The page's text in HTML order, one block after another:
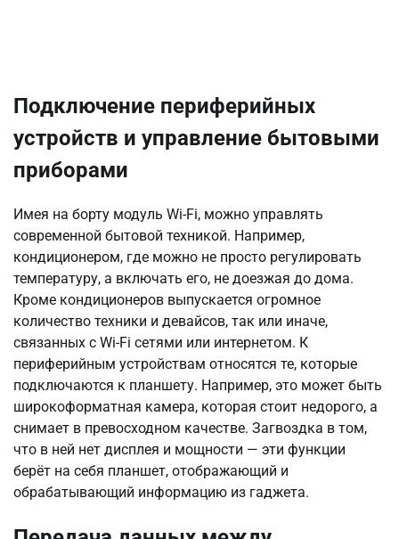
Подключение периферийных
устройств и управление бытовыми
приборами
Имея на борту модуль Wi-Fi, можно управлять
современной бытовой техникой. Например,
кондиционером, где можно не просто регулировать
температуру, а включать его, не доезжая до дома.
Кроме кондиционеров выпускается огромное
количество техники и девайсов, так или иначе,
связанных с Wi-Fi сетями или интернетом. К
периферийным устройствам относятся те, которые
подключаются к планшету. Например, это может быть
широкоформатная камера, которая стоит недорого, а
снимает в превосходном качестве. Загвоздка в том,
что в ней нет дисплея и мощности — эти функции
берёт на себя планшет, отображающий и
обрабатывающий информацию из гаджета.